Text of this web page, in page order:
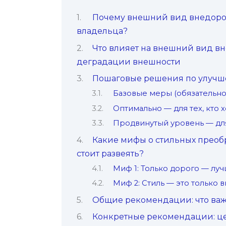
Почему внешний вид
владельца?
Что влияет на внешний вид
деградации внешности
Пошаговые решения по
Базовые меры
Оптимально — для тех, кто
Продвинутый уровень —
Какие мифы о стильных
стоит развеять?
Миф 1: Только дорого —
Миф 2: Стиль — это только
Общие рекомендации: что
Конкретные рекомендации: